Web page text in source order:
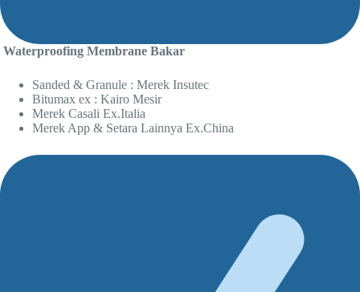
Waterproofing Membrane Bakar
Sanded & Granule : Merek Insutec
Bitumax ex : Kairo Mesir
Merek Casali Ex.Italia
Merek App & Setara Lainnya Ex.China